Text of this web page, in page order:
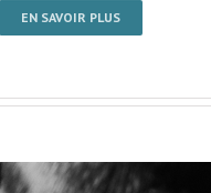
EN SAVOIR PLUS